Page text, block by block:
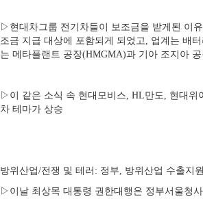
▷현대차그룹 전기차들이 보조금을 받게된 이
조금 지급 대상에 포함되게 되었고, 업계는 배
는 메타플랜트 공장(HMGMA)과 기아 조지아
▷이 같은 소식 속 현대모비스, HL만도, 현대위
차 테마가 상승
방위산업/전쟁 및 테러: 정부, 방위산업 수출지
▷이날 최상목 대통령 권한대행은 정부서울청